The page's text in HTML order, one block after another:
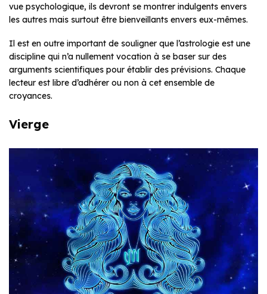
vue psychologique, ils devront se montrer indulgents envers
les autres mais surtout être bienveillants envers eux-mêmes.
Il est en outre important de souligner que l’astrologie est une
discipline qui n’a nullement vocation à se baser sur des
arguments scientifiques pour établir des prévisions. Chaque
lecteur est libre d’adhérer ou non à cet ensemble de
croyances.
Vierge